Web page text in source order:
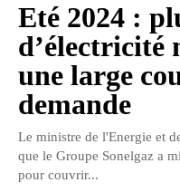
Eté 2024 :
d’électricité
une large
demande
Le ministre de l'Energie et
que le Groupe Sonelgaz a
pour couvrir...